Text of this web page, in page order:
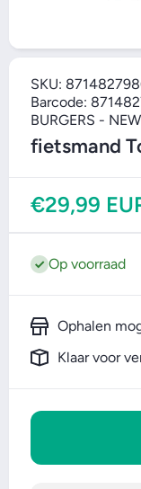
Open media 1
SKU:
Barcode:
BURGERS -
fietsmand
€29,99
Op voorraad
Ophalen
Klaar voor